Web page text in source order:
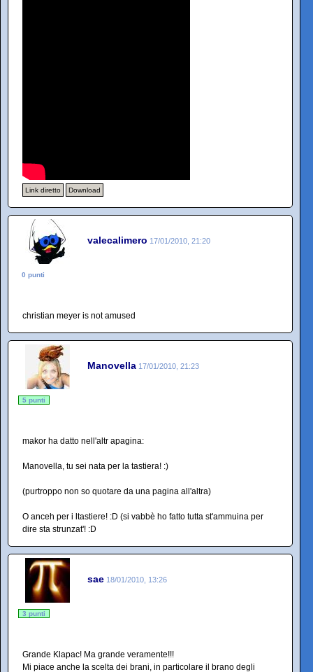
Link diretto Download
valecalimero 17/01/2010, 21:20
0 punti
christian meyer is not amused
Manovella 17/01/2010, 21:23
5 punti
makor ha datto nell'altr apagina:
Manovella, tu sei nata per la tastiera! :)
(purtroppo non so quotare da una pagina all'altra)
O anceh per i ltastiere! :D (si vabbè ho fatto tutta st'ammuina per
dire sta strunzat'! :D
sae 18/01/2010, 13:26
3 punti
Grande Klapac! Ma grande veramente!!!
Mi piace anche la scelta dei brani, in particolare il brano degli